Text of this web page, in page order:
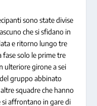
sono state divise
che si sfidano in
e ritorno lungo tre
fase solo le prime tre
ulteriore girone a sei
gruppo abbinato
squadre che hanno
si affrontano in gare di